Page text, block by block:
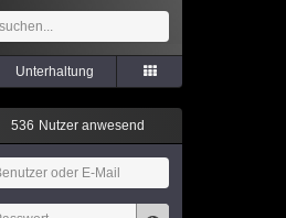
Unterhaltung
536 Nutzer anwesend